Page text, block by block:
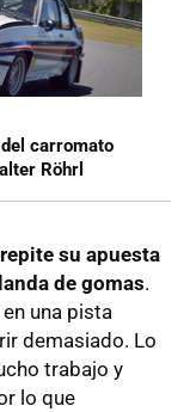
carromato
Röhrl
su apuesta
de gomas.
una pista
demasiado. Lo
trabajo y
lo que